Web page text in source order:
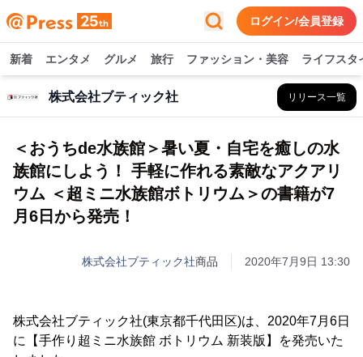
ログイン/会員登録
新着 エンタメ グルメ 旅行 ファッション・美容 ライフスタ
株式会社ブティック社 リリース一覧
＜おうちde水族館＞暑い夏・自宅を癒しの水
族館にしよう！ 手軽に作れる素敵なアクアリ
ウム ＜超ミニ水族館ボトリウム＞の書籍が7
月6日から発売！
株式会社ブティック社商品 2020年7月9日 13:30
株式会社ブティック社(東京都千代田区)は、2020年7月6日
に【手作り超ミニ水族館 ボトリウム 新装版】を発売いた